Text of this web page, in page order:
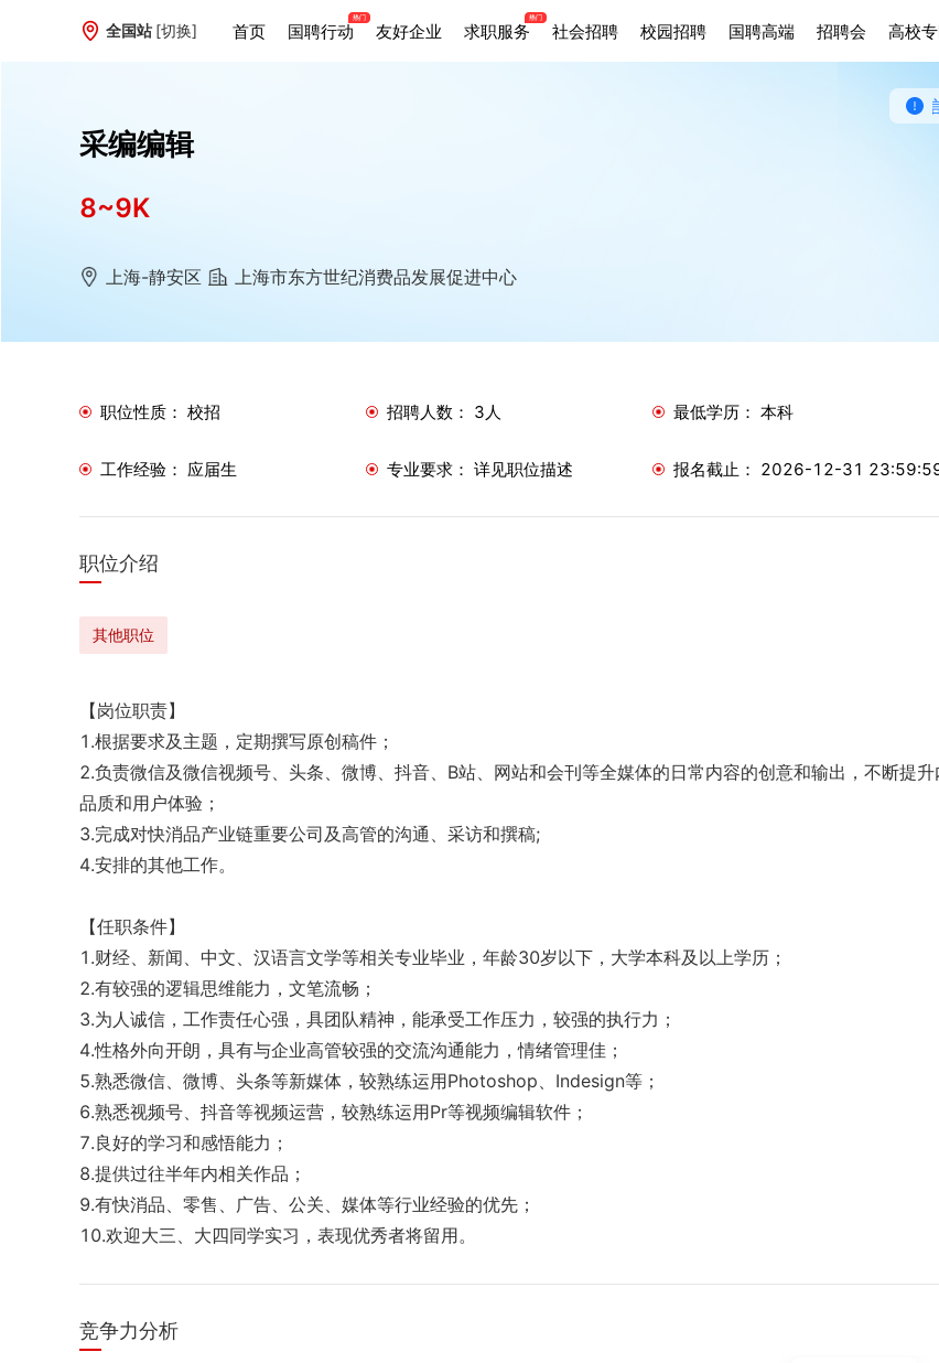
全国站 [切换] 首页 国聘行动 友好企业 求职服务 社会招聘 校园招聘 国聘高端 招聘会 高校
采编编辑
发岗位、投简历服务，如遇对方提出支付收费要求，请理性应对，谨防上当受骗！若发现虚假、违法违规招聘信息，
8~9K
上海-静安区 上海市东方世纪消费品发展促进中心
职位性质： 校招 招聘人数 ： 3 人 最低学历： 本科
工作经验： 应届生 专业要求： 详见职位描述 报名截止： 2026-12-31
职位介绍
其他职位
【岗位职责】
1.根据要求及主题，定期撰写原创稿件；
2.负责微信及微信视频号、头条、微博、抖音、B站、网站和会刊等全媒体的日常内容的创意和输出，不断提升
品质和用户体验；
3.完成对快消品产业链重要公司及高管的沟通、采访和撰稿;
4.安排的其他工作。
【任职条件】
1.财经、新闻、中文、汉语言文学等相关专业毕业，年龄30岁以下，大学本科及以上学历；
2.有较强的逻辑思维能力，文笔流畅；
3.为人诚信，工作责任心强，具团队精神，能承受工作压力，较强的执行力；
4.性格外向开朗，具有与企业高管较强的交流沟通能力，情绪管理佳；
5.熟悉微信、微博、头条等新媒体，较熟练运用Photoshop、Indesign等；
6.熟悉视频号、抖音等视频运营，较熟练运用Pr等视频编辑软件；
7.良好的学习和感悟能力；
8.提供过往半年内相关作品；
9.有快消品、零售、广告、公关、媒体等行业经验的优先；
10.欢迎大三、大四同学实习，表现优秀者将留用。
竞争力分析